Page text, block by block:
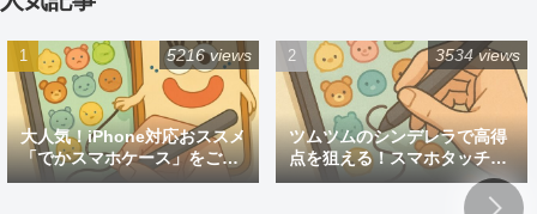
大人気！iPhone対応おススメ
「でかスマホケース」をご紹
介
5216 views
ツムツムのシンデレラで高得
点を狙える！スマホタッチペ
ン
3534 views